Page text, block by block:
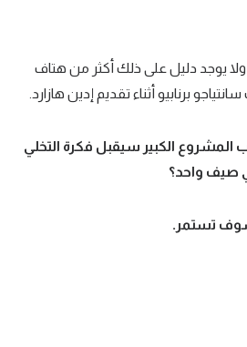
ولا يوجد دليل على ذلك أكثر من هتاف
برنابيو أثناء تقديم إدين هازارد.
الكبير سيقبل فكرة التخلي
صيف واحد؟
سوف تستمر.